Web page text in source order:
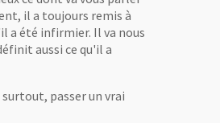
il a toujours remis à
a été infirmier. Il va nous
aussi ce qu'il a
passer un vrai